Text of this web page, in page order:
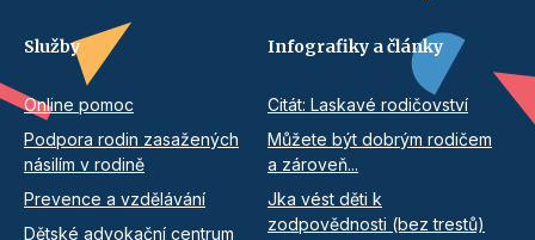
Služby
Online pomoc
Podpora rodin zasažených
násilím v rodině
Prevence a vzdělávání
Dětské advokační centrum
Infografiky a články
Citát: Laskavé rodičovství
Můžete být dobrým rodičem
a zároveň...
Jka vést děti k
zodpovědnosti (bez trestů)